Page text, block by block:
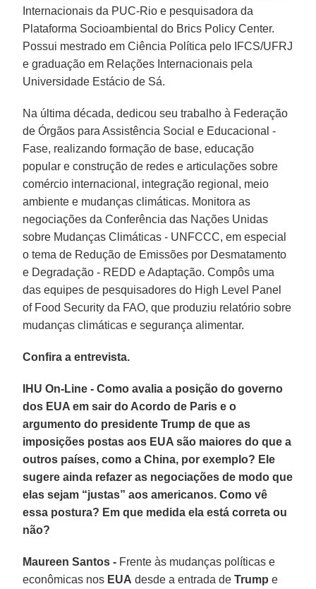
Internacionais da PUC-Rio e pesquisadora da
Plataforma Socioambiental do Brics Policy Center.
Possui mestrado em Ciência Política pelo IFCS/UFRJ
e graduação em Relações Internacionais pela
Universidade Estácio de Sá.
Na última década, dedicou seu trabalho à Federação
de Órgãos para Assistência Social e Educacional -
Fase, realizando formação de base, educação
popular e construção de redes e articulações sobre
comércio internacional, integração regional, meio
ambiente e mudanças climáticas. Monitora as
negociações da Conferência das Nações Unidas
sobre Mudanças Climáticas - UNFCCC, em especial
o tema de Redução de Emissões por Desmatamento
e Degradação - REDD e Adaptação. Compôs uma
das equipes de pesquisadores do High Level Panel
of Food Security da FAO, que produziu relatório sobre
mudanças climáticas e segurança alimentar.
Confira a entrevista.
IHU On-Line - Como avalia a posição do governo
dos EUA em sair do Acordo de Paris e o
argumento do presidente Trump de que as
imposições postas aos EUA são maiores do que a
outros países, como a China, por exemplo? Ele
sugere ainda refazer as negociações de modo que
elas sejam “justas” aos americanos. Como vê
essa postura? Em que medida ela está correta ou
não?
Maureen Santos - Frente às mudanças políticas e
econômicas nos EUA desde a entrada deTrump e